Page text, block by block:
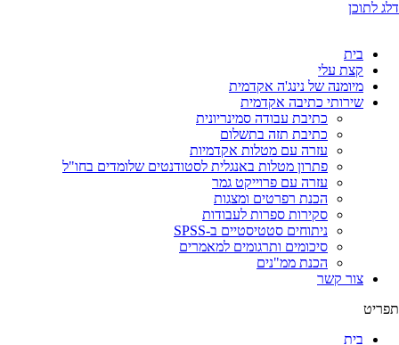
דלג לתוכן
בית
קצת עלי
מיומנה של נינג'ה אקדמית
שירותי כתיבה אקדמית
כתיבת עבודה סמינריונית
כתיבת תזה בתשלום
עזרה עם מטלות אקדמיות
פתרון מטלות באנגלית לסטודנטים שלומדים בחו"ל
עזרה עם פרוייקט גמר
הכנת רפרטים ומצגות
סקירות ספרות לעבודות
ניתוחים סטטיסטיים ב-SPSS
סיכומים ותרגומים למאמרים
הכנת ממ"נים
צור קשר
תפריט
בית